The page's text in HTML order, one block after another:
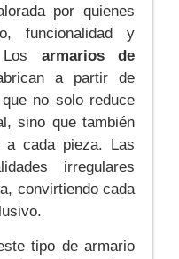
por quienes
funcionalidad y
Los armarios de
a partir de
no solo reduce
sino que también
a cada pieza. Las
irregulares
convirtiendo cada
tipo de armario